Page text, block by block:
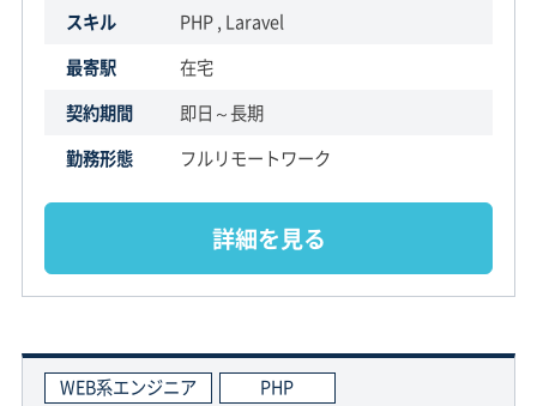
スキル
PHP , Laravel
最寄駅
在宅
契約期間
即日～長期
勤務形態
フルリモートワーク
詳細を見る
WEB系エンジニア
PHP